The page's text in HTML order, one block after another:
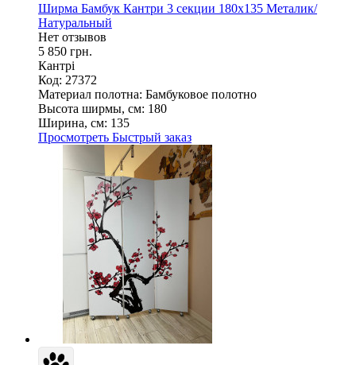
Ширма Бамбук Кантри 3 секции 180х135 Металик/
Натуральный
Нет отзывов
5 850 грн.
Кантрі
Код: 27372
Материал полотна: Бамбуковое полотно
Высота ширмы, см: 180
Ширина, см: 135
Просмотреть Быстрый заказ